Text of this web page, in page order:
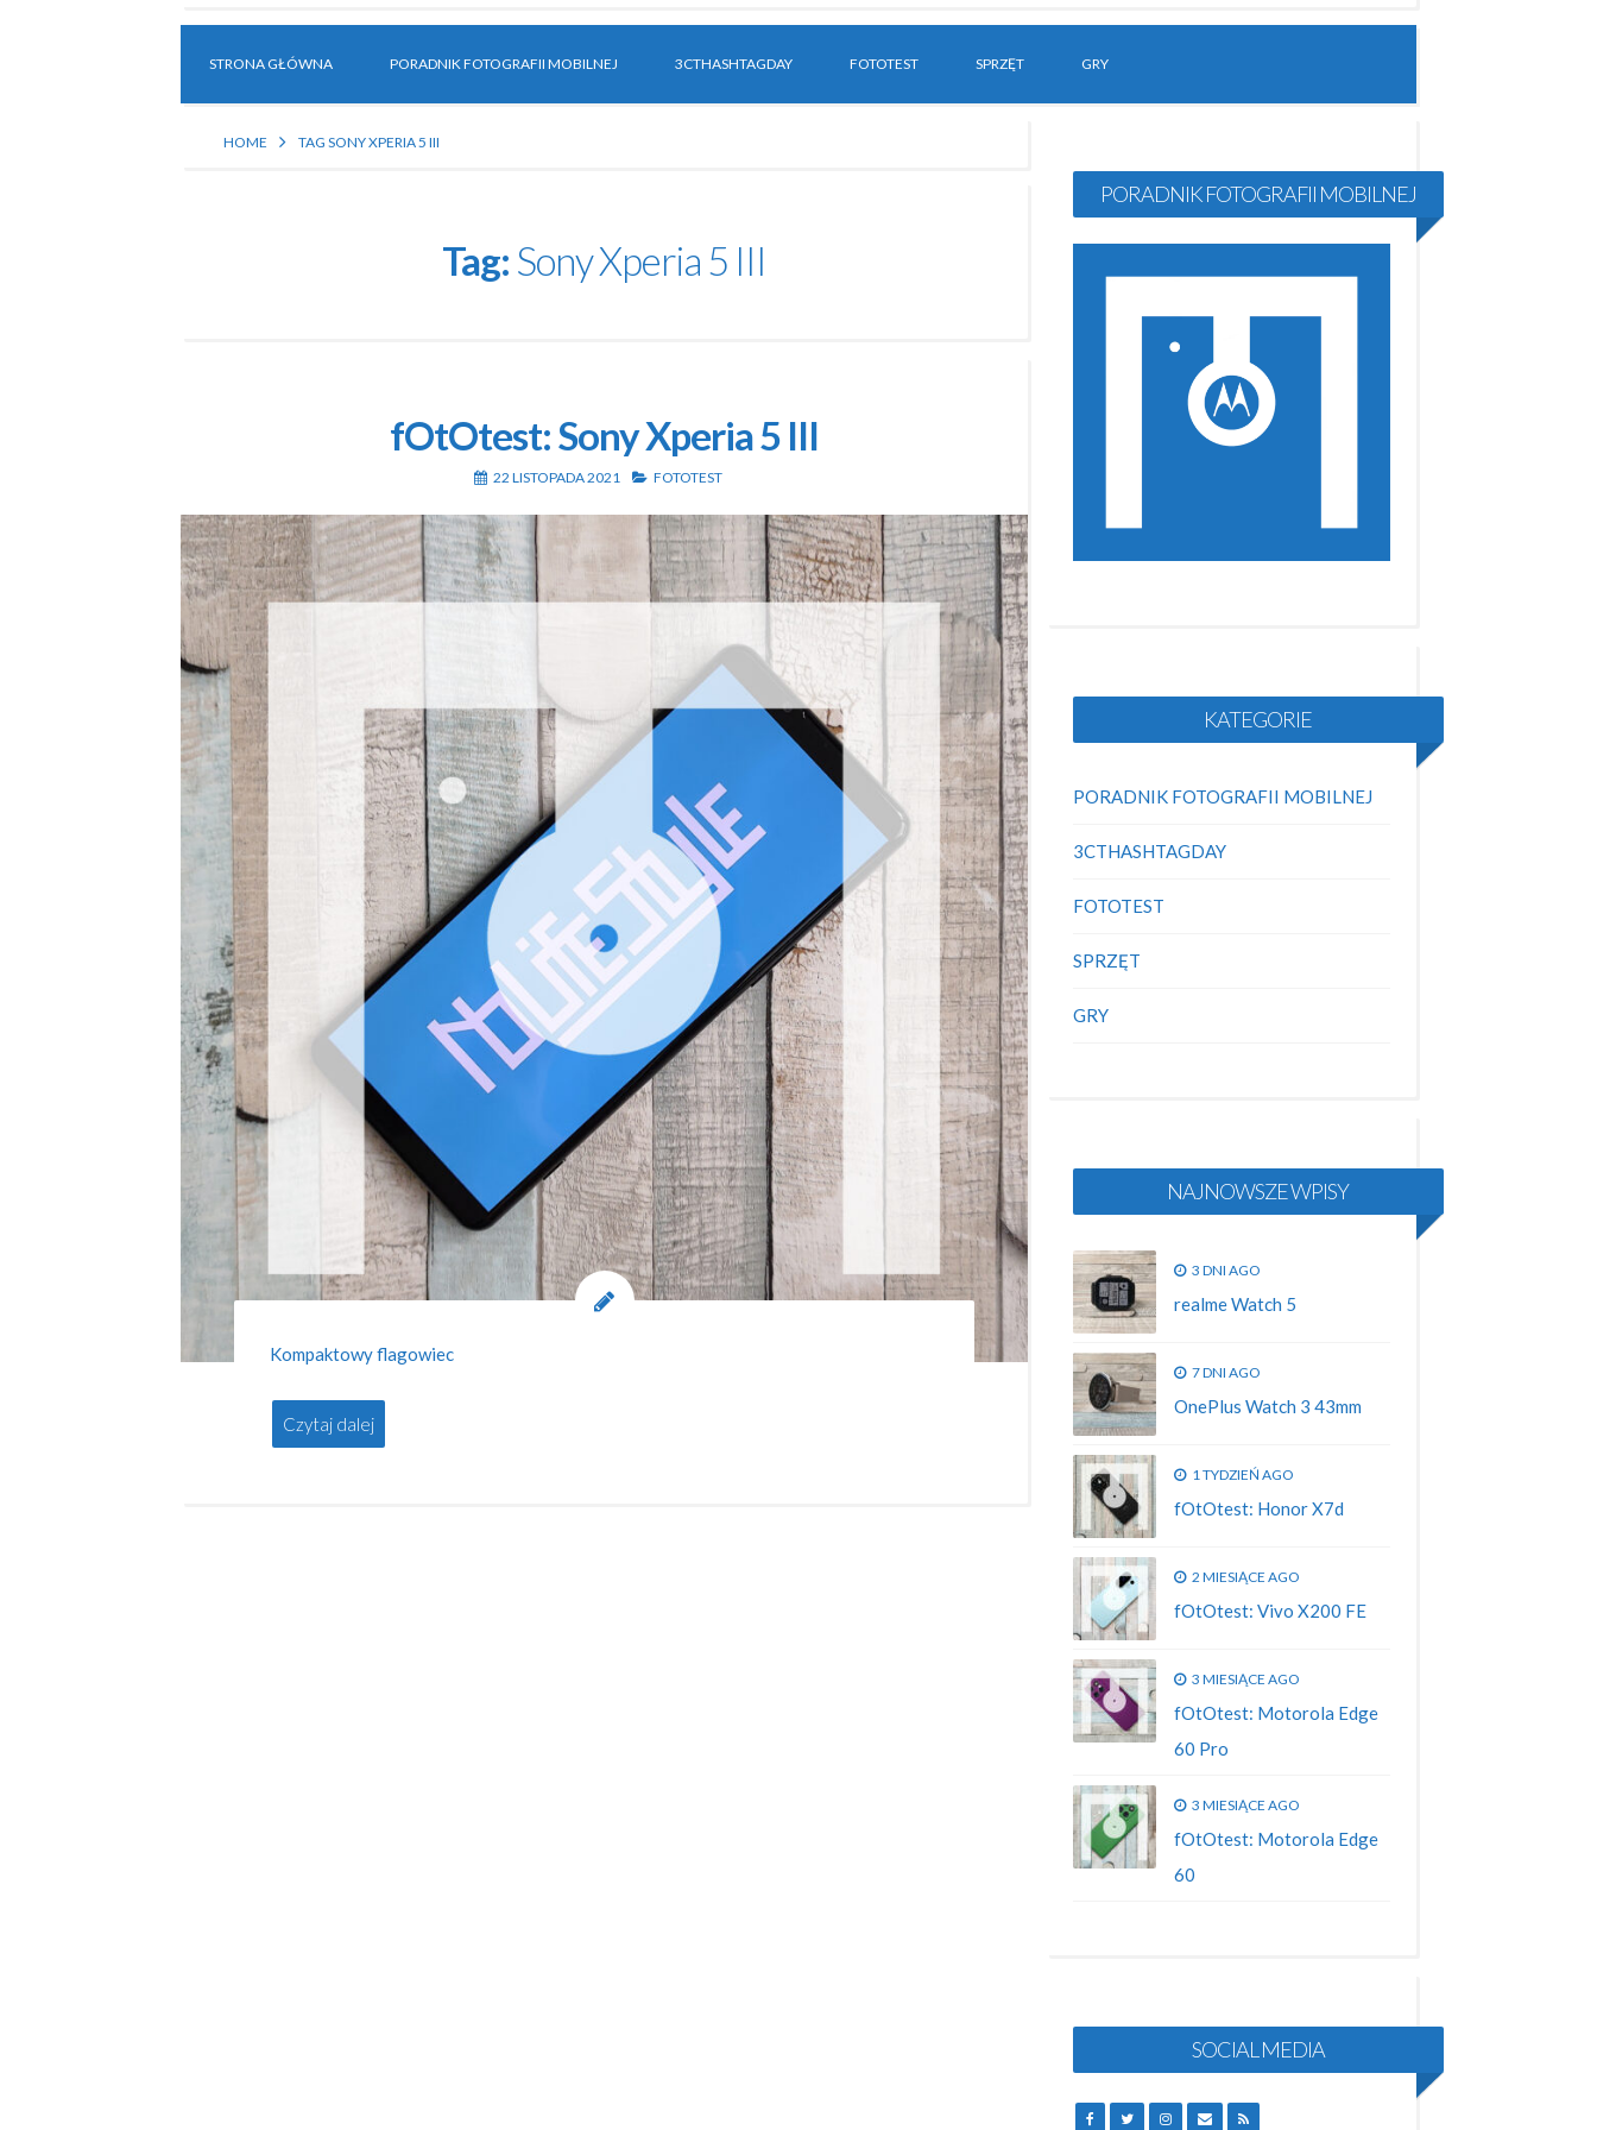
STRONA GŁÓWNA PORADNIK FOTOGRAFII MOBILNEJ 3CTHASHTAGDAY FOTOTEST SPRZĘT GRY
HOME TAG SONY XPERIA 5 III
Tag: Sony Xperia 5 III
fOtOtest: Sony Xperia 5 III
22 LISTOPADA 2021 FOTOTEST
Kompaktowy flagowiec
Czytaj dalej
PORADNIK FOTOGRAFII MOBILNEJ
KATEGORIE
PORADNIK FOTOGRAFII MOBILNEJ
3CTHASHTAGDAY
FOTOTEST
SPRZĘT
GRY
NAJNOWSZE WPISY
3 DNI AGO
realme Watch 5
7 DNI AGO
OnePlus Watch 3 43mm
1 TYDZIEŃ AGO
fOtOtest: Honor X7d
2 MIESIĄCE AGO
fOtOtest: Vivo X200 FE
3 MIESIĄCE AGO
fOtOtest: Motorola Edge
60 Pro
3 MIESIĄCE AGO
fOtOtest: Motorola Edge
60
SOCIAL MEDIA
FACEBOOK
TWITTERINSTAGRAM
EMAILRSS